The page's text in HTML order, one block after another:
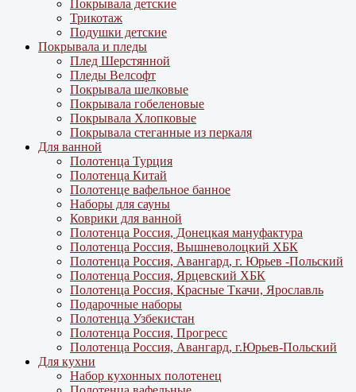
Покрывала детские
Трикотаж
Подушки детские
Покрывала и пледы
Плед Шерстянной
Пледы Велсофт
Покрывала шелковые
Покрывала гобеленовые
Покрывала Хлопковые
Покрывала стеганные из перкаля
Для ванной
Полотенца Турция
Полотенца Китай
Полотенце вафельное банное
Наборы для сауны
Коврики для ванной
Полотенца Россия, Донецкая мануфактура
Полотенца Россия, Вышневолоцкий ХБК
Полотенца Россия, Авангард, г. Юрьев -Польский
Полотенца Россия, Ярцевский ХБК
Полотенца Россия, Красные Ткачи, Ярославль
Подарочные наборы
Полотенца Узбекистан
Полотенца Россия, Прогресс
Полотенца Россия, Авангард, г.Юрьев-Польский
Для кухни
Набор кухонных полотенец